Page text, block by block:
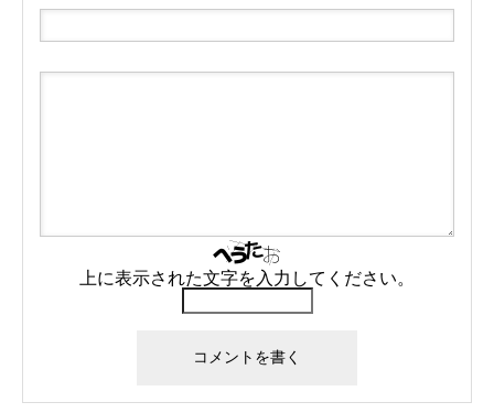
上に表示された文字を入力してください。